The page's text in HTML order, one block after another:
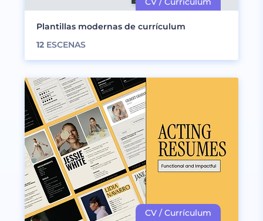
Plantillas modernas de currículum
12 ESCENAS